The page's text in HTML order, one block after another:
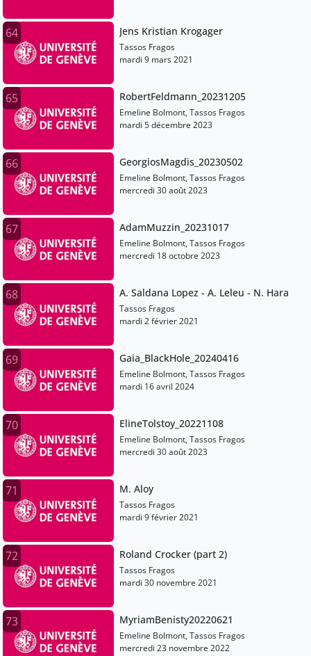
64 Jens Kristian Krogager
Tassos Fragos
mardi 9 mars 2021
65 RobertFeldmann_20231205
Emeline Bolmont, Tassos Fragos
mardi 5 décembre 2023
66 GeorgiosMagdis_20230502
Emeline Bolmont, Tassos Fragos
mercredi 30 août 2023
67 AdamMuzzin_20231017
Emeline Bolmont, Tassos Fragos
mercredi 18 octobre 2023
68 A. Saldana Lopez - A. Leleu - N. Hara
Tassos Fragos
mardi 2 février 2021
69 Gaia_BlackHole_20240416
Emeline Bolmont, Tassos Fragos
mardi 16 avril 2024
70 ElineTolstoy_20221108
Emeline Bolmont, Tassos Fragos
mercredi 30 août 2023
71 M. Aloy
Tassos Fragos
mardi 9 février 2021
72 Roland Crocker (part 2)
Tassos Fragos
mardi 30 novembre 2021
73 MyriamBenisty20220621
Emeline Bolmont, Tassos Fragos
mercredi 23 novembre 2022